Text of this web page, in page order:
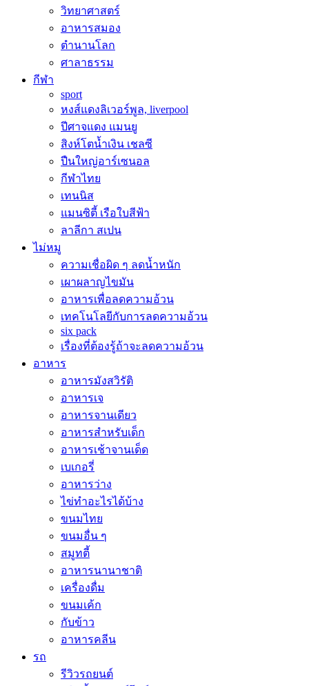
วิทยาศาสตร์
อาหารสมอง
ตำนานโลก
ศาลาธรรม
กีฬา
sport
หงส์แดงลิเวอร์พูล, liverpool
ปีศาจแดง แมนยู
สิงห์โตน้ำเงิน เชลซี
ปืนใหญ่อาร์เซนอล
กีฬาไทย
เทนนิส
แมนซิตี้ เรือใบสีฟ้า
ลาลีกา สเปน
ไม่หมู
ความเชื่อผิด ๆ ลดน้ำหนัก
เผาผลาญไขมัน
อาหารเพื่อลดความอ้วน
เทคโนโลยีกับการลดความอ้วน
six pack
เรื่องที่ต้องรู้ถ้าจะลดความอ้วน
อาหาร
อาหารมังสวิรัติ
อาหารเจ
อาหารจานเดียว
อาหารสำหรับเด็ก
อาหารเช้าจานเด็ด
เบเกอรี่
อาหารว่าง
ไข่ทำอะไรได้บ้าง
ขนมไทย
ขนมอื่น ๆ
สมูทตี้
อาหารนานาชาติ
เครื่องดื่ม
ขนมเค้ก
กับข้าว
อาหารคลีน
รถ
รีวิวรถยนต์